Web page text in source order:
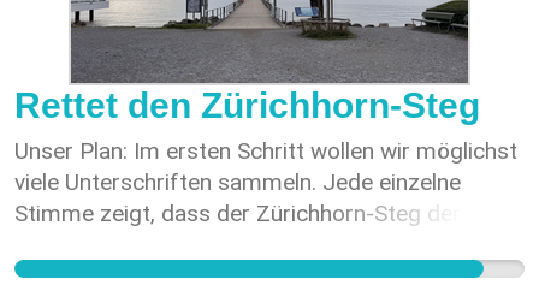
Rettet den Zürichhorn-Steg
Unser Plan: Im ersten Schritt wollen wir möglichst
viele Unterschriften sammeln. Jede einzelne
Stimme zeigt, dass der Zürichhorn-Steg den
verschwinden darf. Im zweiten Schritt werden wir